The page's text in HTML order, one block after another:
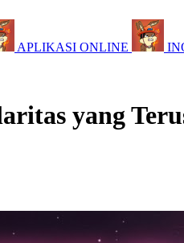
APLIKASI ONLINE
yang